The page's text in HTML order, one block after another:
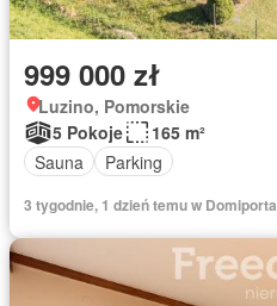
999 000 zł
Luzino, Pomorskie
5 Pokoje
165 m²
Sauna
Parking
3 tygodnie, 1 dzień temu w Domiporta